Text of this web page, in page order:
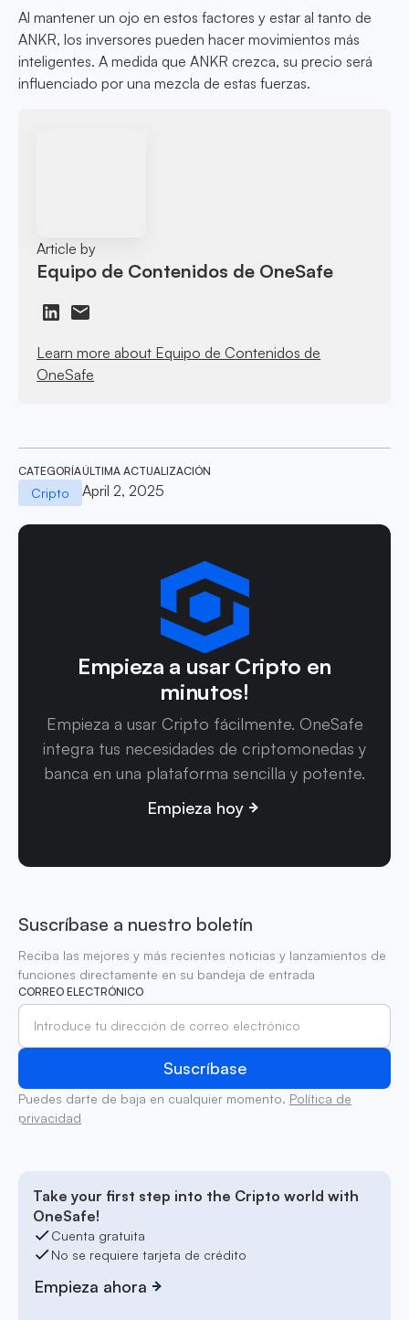
Al mantener un ojo en estos factores y estar al tanto de
ANKR, los inversores pueden hacer movimientos más
inteligentes. A medida que ANKR crezca, su precio será
influenciado por una mezcla de estas fuerzas.
Article by
Equipo de Contenidos de OneSafe
Learn more about Equipo de Contenidos de
OneSafe
CATEGORÍA
Cripto
ÚLTIMA ACTUALIZACIÓN
April 2, 2025
Empieza a usar Cripto en
minutos!
Empieza a usar Cripto fácilmente. OneSafe
integra tus necesidades de criptomonedas y
banca en una plataforma sencilla y potente.
Empieza hoy
Suscríbase a nuestro boletín
Reciba las mejores y más recientes noticias y lanzamientos de
funciones directamente en su bandeja de entrada
CORREO ELECTRÓNICO
Puedes darte de baja en cualquier momento. Política de
privacidad
Take your first step into the Cripto world with
OneSafe!
Cuenta gratuita
No se requiere tarjeta de crédito
Empieza ahora